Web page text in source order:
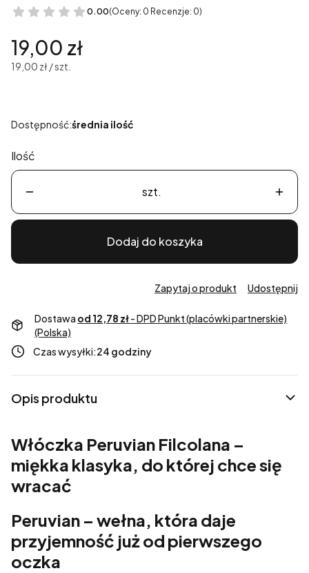
0.00(Oceny: 0 Recenzje: 0)
Cena
19,00 zł
19,00 zł / szt.
Dostępność:średnia ilość
Ilość
szt.
Dodaj do koszyka
Zapytaj o produkt Udostępnij
Dostawa od 12,78 zł- DPD Punkt (placówki partnerskie)
(Polska)
Czas wysyłki:24 godziny
Opis produktu
Włóczka Peruvian Filcolana –
miękka klasyka, do której chce się
wracać
Peruvian – wełna, która daje
przyjemność już od pierwszego
oczka